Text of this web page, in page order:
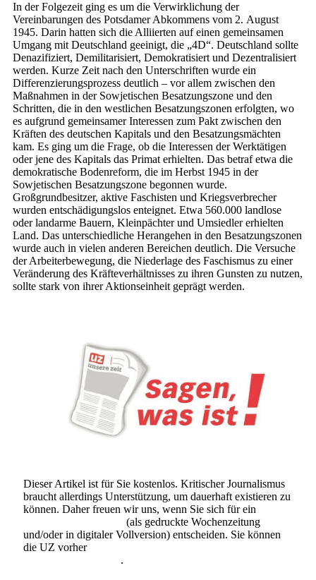
In der Folgezeit ging es um die Verwirklichung der
Vereinbarungen des Potsdamer Abkommens vom 2. August
1945. Darin hatten sich die Alliierten auf einen gemeinsamen
Umgang mit Deutschland geeinigt, die „4D“. Deutschland sollte
Denazifiziert, Demilitarisiert, Demokratisiert und Dezentralisiert
werden. Kurze Zeit nach den Unterschriften wurde ein
Differenzierungsprozess deutlich – vor allem zwischen den
Maßnahmen in der Sowjetischen Besatzungszone und den
Schritten, die in den westlichen Besatzungszonen erfolgten, wo
es aufgrund gemeinsamer Inte­ressen zum Pakt zwischen den
Kräften des deutschen Kapitals und den Besatzungsmächten
kam. Es ging um die Frage, ob die Inte­ressen der Werktätigen
oder jene des Kapitals das Primat erhielten. Das betraf etwa die
demokratische Bodenreform, die im Herbst 1945 in der
Sowjetischen Besatzungszone begonnen wurde.
Großgrundbesitzer, aktive Faschisten und Kriegsverbrecher
wurden entschädigungslos enteignet. Etwa 560.000 landlose
oder landarme Bauern, Kleinpächter und Umsiedler erhielten
Land. Das unterschiedliche Herangehen in den Besatzungszonen
wurde auch in vielen anderen Bereichen deutlich. Die Versuche
der Arbeiterbewegung, die Niederlage des Faschismus zu einer
Veränderung des Kräfteverhältnisses zu ihren Gunsten zu nutzen,
sollte stark von ihrer Aktionseinheit geprägt werden.
Dieser Artikel ist für Sie kostenlos. Kritischer Journalismus
braucht allerdings Unterstützung, um dauerhaft existieren zu
können. Daher freuen wir uns, wenn Sie sich für ein
(als gedruckte Wochenzeitung
und/oder in digitaler Vollversion) entscheiden. Sie können
die UZ vorher
.